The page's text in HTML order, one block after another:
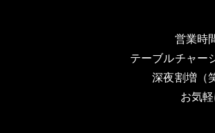
営業時
テーブルチャー
深夜割増（
お気